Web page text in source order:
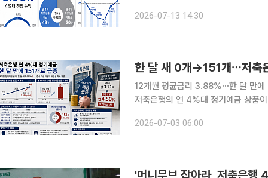
은 실정이다. 조달비용 부담만 오히려
2026-07-13 14:30
한 달 새 0개→151개⋯저축
12개월 평균금리 3.88%⋯한 달 만
저축은행의 연 4%대 정기예금 상품
것으로 풀이된다. 2일 저축
2026-07-03 06:00